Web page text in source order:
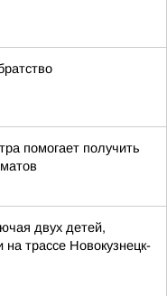
помогает получить
двух детей,
трассе Новокузнецк-